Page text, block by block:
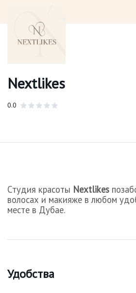
Nextlikes
0.0
Студия красоты Nextlikes
волосах и макияже в любом
месте в Дубае.
Удобства